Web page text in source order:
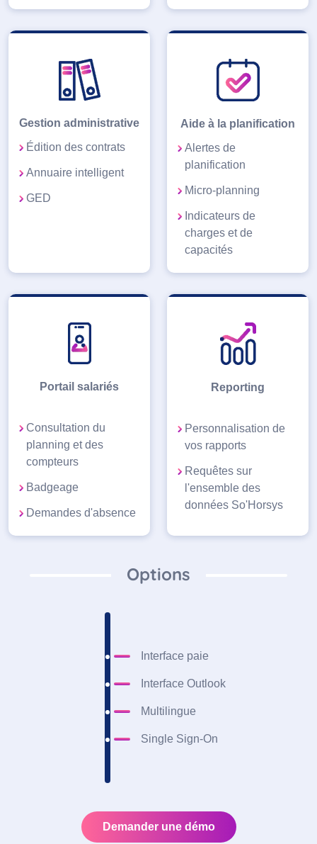
Gestion administrative
Édition des contrats
Annuaire intelligent
GED
Aide à la planification
Alertes de
planification
Micro-planning
Indicateurs de
charges et de
capacités
Portail salariés
Consultation du
planning et des
compteurs
Badgeage
Demandes d'absence
Reporting
Personnalisation de
vos rapports
Requêtes sur
l'ensemble des
données So'Horsys
Options
Interface paie
Interface Outlook
Multilingue
Single Sign-On
Demander une démo